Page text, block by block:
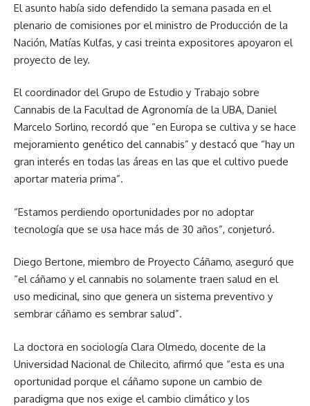
El asunto había sido defendido la semana pasada en el
plenario de comisiones por el ministro de Producción de la
Nación, Matías Kulfas, y casi treinta expositores apoyaron el
proyecto de ley.
El coordinador del Grupo de Estudio y Trabajo sobre
Cannabis de la Facultad de Agronomía de la UBA, Daniel
Marcelo Sorlino, recordó que “en Europa se cultiva y se hace
mejoramiento genético del cannabis” y destacó que “hay un
gran interés en todas las áreas en las que el cultivo puede
aportar materia prima”.
“Estamos perdiendo oportunidades por no adoptar
tecnología que se usa hace más de 30 años”, conjeturó.
Diego Bertone, miembro de Proyecto Cáñamo, aseguró que
“el cáñamo y el cannabis no solamente traen salud en el
uso medicinal, sino que genera un sistema preventivo y
sembrar cáñamo es sembrar salud”.
La doctora en sociología Clara Olmedo, docente de la
Universidad Nacional de Chilecito, afirmó que “esta es una
oportunidad porque el cáñamo supone un cambio de
paradigma que nos exige el cambio climático y los